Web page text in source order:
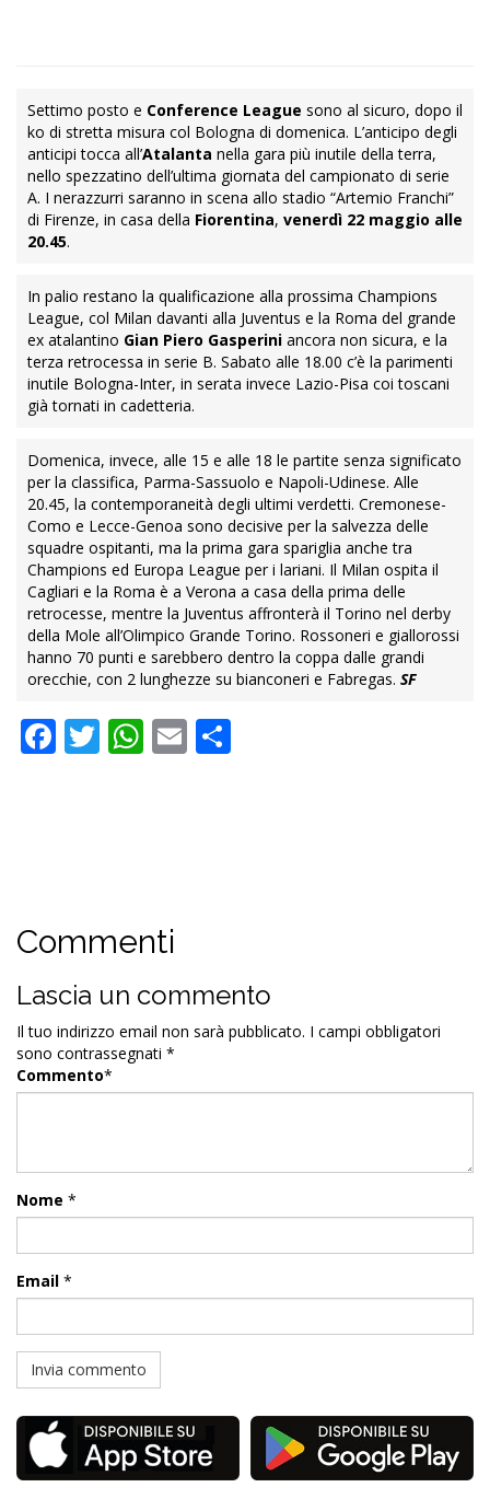
Settimo posto e Conference League sono al sicuro, dopo il
ko di stretta misura col Bologna di domenica. L’anticipo degli
anticipi tocca all’Atalanta nella gara più inutile della terra,
nello spezzatino dell’ultima giornata del campionato di serie
A. I nerazzurri saranno in scena allo stadio “Artemio Franchi”
di Firenze, in casa della Fiorentina, venerdì 22 maggio alle
20.45.
In palio restano la qualificazione alla prossima Champions
League, col Milan davanti alla Juventus e la Roma del grande
ex atalantino Gian Piero Gasperini ancora non sicura, e la
terza retrocessa in serie B. Sabato alle 18.00 c’è la parimenti
inutile Bologna-Inter, in serata invece Lazio-Pisa coi toscani
già tornati in cadetteria.
Domenica, invece, alle 15 e alle 18 le partite senza significato
per la classifica, Parma-Sassuolo e Napoli-Udinese. Alle
20.45, la contemporaneità degli ultimi verdetti. Cremonese-
Como e Lecce-Genoa sono decisive per la salvezza delle
squadre ospitanti, ma la prima gara spariglia anche tra
Champions ed Europa League per i lariani. Il Milan ospita il
Cagliari e la Roma è a Verona a casa della prima delle
retrocesse, mentre la Juventus affronterà il Torino nel derby
della Mole all’Olimpico Grande Torino. Rossoneri e giallorossi
hanno 70 punti e sarebbero dentro la coppa dalle grandi
orecchie, con 2 lunghezze su bianconeri e Fabregas. SF
Facebook
Twitter
WhatsApp
Email
Commenti
Lascia un commento
Il tuo indirizzo email non sarà pubblicato. I campi obbligatori
sono contrassegnati *
Commento*
Nome *
Email *